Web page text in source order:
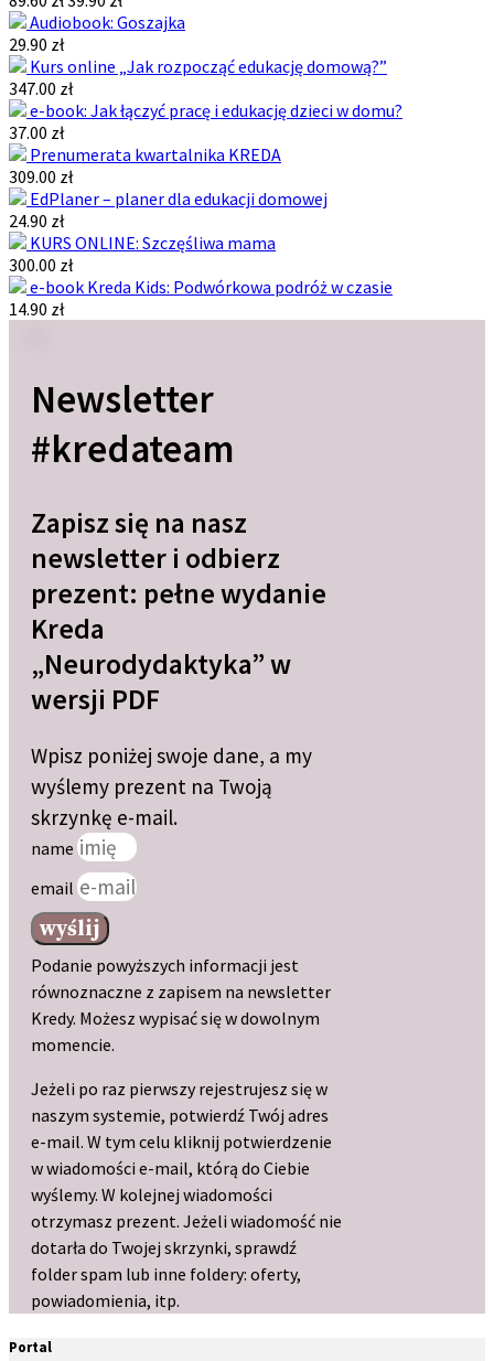
Audiobook: Goszajka
29.90 zł
Kurs online „Jak rozpocząć edukację domową?”
347.00 zł
e-book: Jak łączyć pracę i edukację dzieci w domu?
37.00 zł
Prenumerata kwartalnika KREDA
309.00 zł
EdPlaner – planer dla edukacji domowej
24.90 zł
KURS ONLINE: Szczęśliwa mama
300.00 zł
e-book Kreda Kids: Podwórkowa podróż w czasie
14.90 zł
Newsletter
#kredateam
Zapisz się na nasz
newsletter i odbierz
prezent: pełne wydanie
Kreda
„Neurodydaktyka” w
wersji PDF
Wpisz poniżej swoje dane, a my
wyślemy prezent na Twoją
skrzynkę e-mail.
name
email
wyślij
Podanie powyższych informacji jest
równoznaczne z zapisem na newsletter
Kredy. Możesz wypisać się w dowolnym
momencie.
Jeżeli po raz pierwszy rejestrujesz się w
naszym systemie, potwierdź Twój adres
e-mail. W tym celu kliknij potwierdzenie
w wiadomości e-mail, którą do Ciebie
wyślemy. W kolejnej wiadomości
otrzymasz prezent. Jeżeli wiadomość nie
dotarła do Twojej skrzynki, sprawdź
folder spam lub inne foldery: oferty,
powiadomienia, itp.
Portal